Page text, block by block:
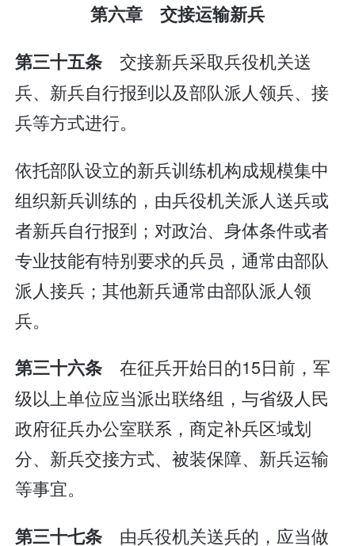
第六章 交接运输新兵
第三十五条 交接新兵采取兵役机关送
兵、新兵自行报到以及部队派人领兵、接
兵等方式进行。
依托部队设立的新兵训练机构成规模集中
组织新兵训练的，由兵役机关派人送兵或
者新兵自行报到；对政治、身体条件或者
专业技能有特别要求的兵员，通常由部队
派人接兵；其他新兵通常由部队派人领
兵。
第三十六条 在征兵开始日的15日前，军
级以上单位应当派出联络组，与省级人民
政府征兵办公室联系，商定补兵区域划
分、新兵交接方式、被装保障、新兵运输
等事宜。
第三十七条 由兵役机关送兵的，应当做